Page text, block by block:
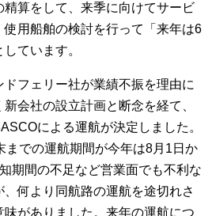
算をして、来季に向けてサービ
使用船舶の検討を行って「来年は6
ています。
フェリー社が業績不振を理由に
会社の設立計画と断念を経て、
による運航が決定しました。
までの運航期間が今年は8月1日か
期間の不足など営業面でも不利な
何より同航路の運航を途切れさ
がありました。来年の運航につ